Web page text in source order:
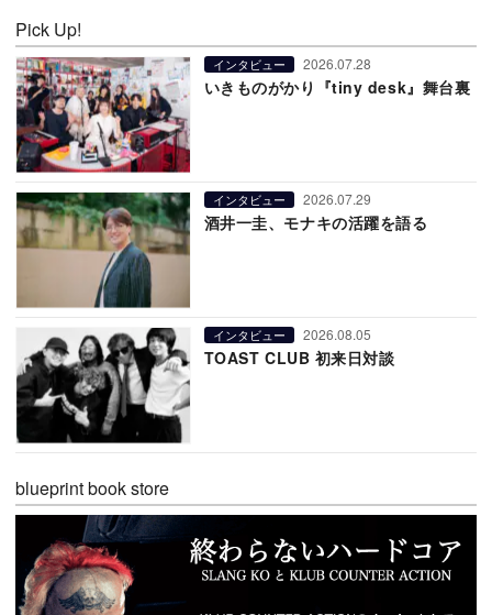
Pick Up!
インタビュー 2026.07.28
いきものがかり『tiny desk』舞台裏
インタビュー 2026.07.29
酒井一圭、モナキの活躍を語る
インタビュー 2026.08.05
TOAST CLUB 初来日対談
blueprint book store